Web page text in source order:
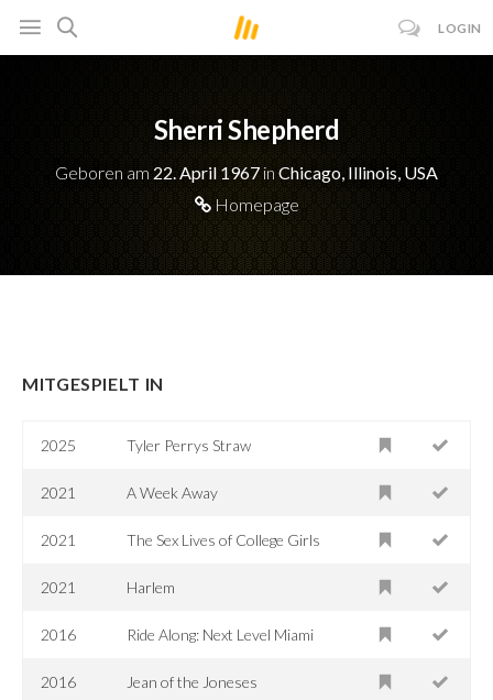
LOGIN
Sherri Shepherd
Geboren am 22. April 1967 in Chicago, Illinois, USA
Homepage
MITGESPIELT IN
2025 Tyler Perrys Straw
2021 A Week Away
2021 The Sex Lives of College Girls
2021 Harlem
2016 Ride Along: Next Level Miami
2016 Jean of the Joneses